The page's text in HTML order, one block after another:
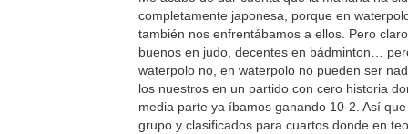
completamente japonesa, porque en
también nos enfrentábamos a ellos. Pero
buenos en judo, decentes en bádminton…
waterpolo no, en waterpolo no pueden ser
los nuestros en un partido con cero historia
media parte ya íbamos ganando 10-2. Así
grupo y clasificados para cuartos donde en